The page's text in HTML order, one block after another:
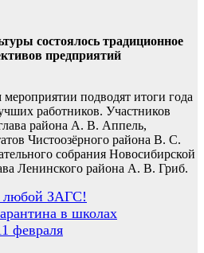
состоялось традиционное
предприятий
подводят итоги года
работников. Участников
района А. В. Аппель,
Чистоозёрного района В. С.
собрания Новосибирской
Ленинского района А. В. Гриб.
любой ЗАГС!
в школах
февраля